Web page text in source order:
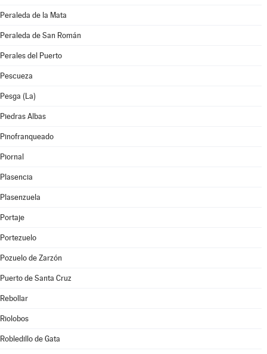
Peraleda de la Mata
Peraleda de San Román
Perales del Puerto
Pescueza
Pesga (La)
Piedras Albas
Pinofranqueado
Piornal
Plasencia
Plasenzuela
Portaje
Portezuelo
Pozuelo de Zarzón
Puerto de Santa Cruz
Rebollar
Riolobos
Robledillo de Gata